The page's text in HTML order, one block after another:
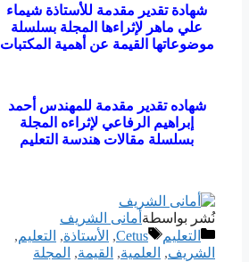
شهادة تقدير مقدمة للأستاذة شيماء
علي ماهر لإثراءها المجلة بسلسلة
موضوعاتها القيمة عن أهمية المكتبات
شهاده تقدير مقدمة للمهندس أحمد
إبراهيم الرفاعي لإثراءه المجلة
بسلسلة مقالات هندسة التعليم
نُشر بواسطة أمانى الشريف
التصنيفات
التعليم الوسوم
Cetus
, الأستاذة, التعليم,
الشريف, ﺍﻟﻌﻠﻤﻴﺔ, القيمة, ﺍﻟﻤﺠﻠﺔ